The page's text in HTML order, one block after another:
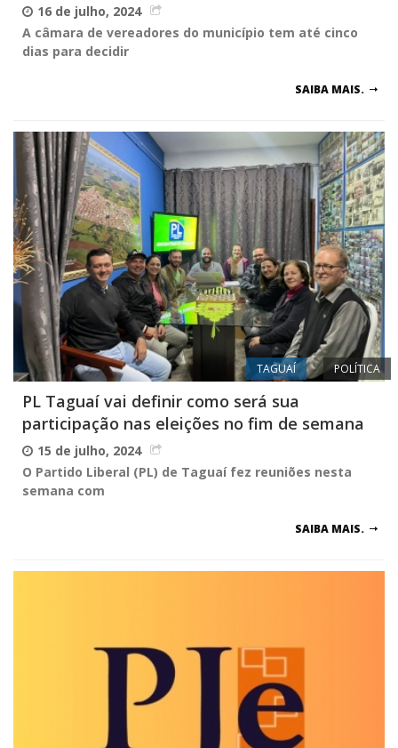
16 de julho, 2024
A câmara de vereadores do município tem até cinco
dias para decidir
SAIBA MAIS.
TAGUAÍ POLÍTICA
PL Taguaí vai definir como será sua
participação nas eleições no fim de semana
15 de julho, 2024
O Partido Liberal (PL) de Taguaí fez reuniões nesta
semana com
SAIBA MAIS.